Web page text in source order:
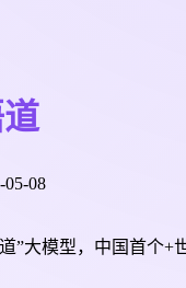
05-08
”大模型，中国首个+